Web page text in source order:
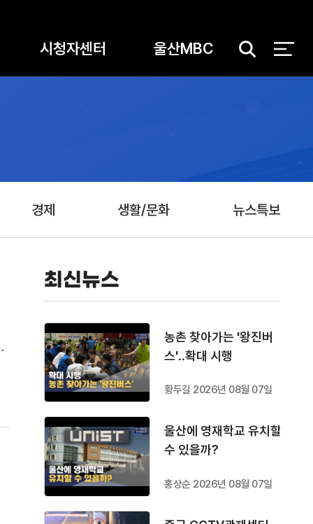
시청자센터 울산MBC
검
경제 생활/문화 뉴스특보
최신뉴스
농촌 찾아가는 '왕진버
스'‥확대 시행
황두길 2026년 08월 07일
울산에 영재학교 유치할
수 있을까?
홍상순 2026년 08월 07일